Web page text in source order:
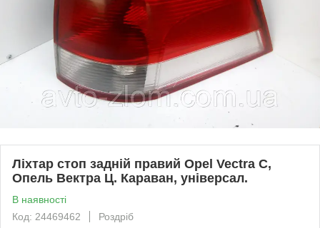
Ліхтар стоп задній правий Opel Vectra C,
Опель Вектра Ц. Караван, універсал.
В наявності
Код: 24469462
Роздріб